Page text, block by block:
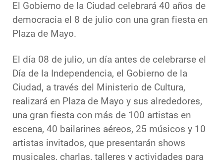
El Gobierno de la Ciudad celebrará 40 años de
democracia el 8 de julio con una gran fiesta en
Plaza de Mayo.
El día 08 de julio, un día antes de celebrarse el
Día de la Independencia, el Gobierno de la
Ciudad, a través del Ministerio de Cultura,
realizará en Plaza de Mayo y sus alrededores,
una gran fiesta con más de 100 artistas en
escena, 40 bailarines aéreos, 25 músicos y 10
artistas invitados, que presentarán shows
musicales, charlas, talleres y actividades para